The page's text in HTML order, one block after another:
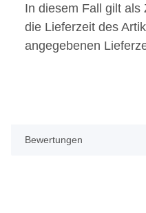
In diesem Fall gilt als
die Lieferzeit des
angegebenen
Bewertungen